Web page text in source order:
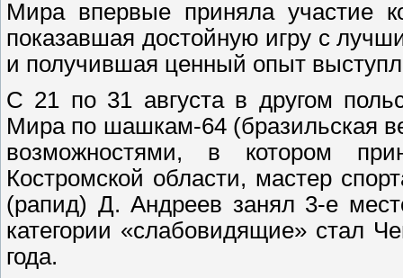
Мира впервые приняла участие
показавшая достойную игру с
и получившая ценный опыт
С 21 по 31 августа в другом
Мира по шашкам-64 (бразильская
возможностями, в котором
Костромской области, мастер
(рапид) Д. Андреев занял 3-е
категории «слабовидящие» стал
года.